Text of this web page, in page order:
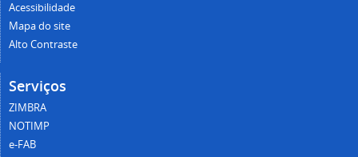
Acessibilidade
Mapa do site
Alto Contraste
Serviços
ZIMBRA
NOTIMP
e-FAB